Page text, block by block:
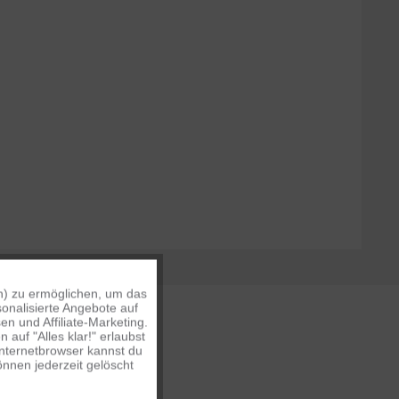
Aktiv
Inaktiv
zu ermöglichen, um das
Angebote auf
und Affiliate-Marketing.
auf "Alles klar!" erlaubst
kannst du
jederzeit gelöscht